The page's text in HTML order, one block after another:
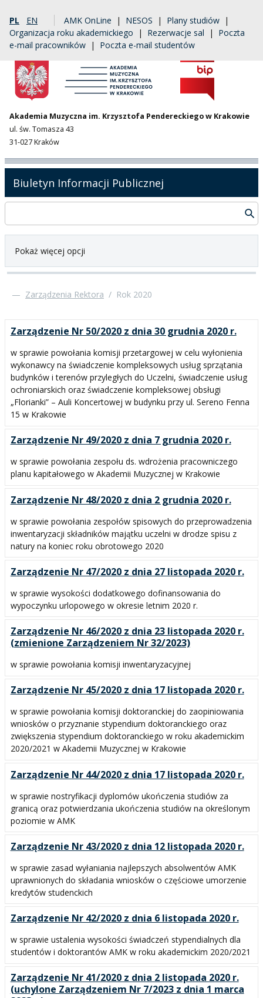
PL EN AMK OnLine | NESOS | Plany studiów |
Organizacja roku akademickiego | Rezerwacje sal | Poczta
e-mail pracowników | Poczta e-mail studentów
Akademia Muzyczna im. Krzysztofa Pendereckiego w Krakowie
ul. św. Tomasza 43
31-027 Kraków
Biuletyn Informacji Publicznej
Pokaż więcej opcji
— Zarządzenia Rektora / Rok 2020
Zarządzenie Nr 50/2020 z dnia 30 grudnia 2020 r.
w sprawie powołania komisji przetargowej w celu wyłonienia
wykonawcy na świadczenie kompleksowych usług sprzątania
budynków i terenów przyległych do Uczelni, świadczenie usług
ochroniarskich oraz świadczenie kompleksowej obsługi
„Florianki” – Auli Koncertowej w budynku przy ul. Sereno Fenna
15 w Krakowie
Zarządzenie Nr 49/2020 z dnia 7 grudnia 2020 r.
w sprawie powołania zespołu ds. wdrożenia pracowniczego
planu kapitałowego w Akademii Muzycznej w Krakowie
Zarządzenie Nr 48/2020 z dnia 2 grudnia 2020 r.
w sprawie powołania zespołów spisowych do przeprowadzenia
inwentaryzacji składników majątku uczelni w drodze spisu z
natury na koniec roku obrotowego 2020
Zarządzenie Nr 47/2020 z dnia 27 listopada 2020 r.
w sprawie wysokości dodatkowego dofinansowania do
wypoczynku urlopowego w okresie letnim 2020 r.
Zarządzenie Nr 46/2020 z dnia 23 listopada 2020 r.
(zmienione Zarządzeniem Nr 32/2023)
w sprawie powołania komisji inwentaryzacyjnej
Zarządzenie Nr 45/2020 z dnia 17 listopada 2020 r.
w sprawie powołania komisji doktoranckiej do zaopiniowania
wniosków o przyznanie stypendium doktoranckiego oraz
zwiększenia stypendium doktoranckiego w roku akademickim
2020/2021 w Akademii Muzycznej w Krakowie
Zarządzenie Nr 44/2020 z dnia 17 listopada 2020 r.
w sprawie nostryfikacji dyplomów ukończenia studiów za
granicą oraz potwierdzania ukończenia studiów na określonym
poziomie w AMK
Zarządzenie Nr 43/2020 z dnia 12 listopada 2020 r.
w sprawie zasad wyłaniania najlepszych absolwentów AMK
uprawnionych do składania wniosków o częściowe umorzenie
kredytów studenckich
Zarządzenie Nr 42/2020 z dnia 6 listopada 2020 r.
w sprawie ustalenia wysokości świadczeń stypendialnych dla
studentów i doktorantów AMK w roku akademickim 2020/2021
Zarządzenie Nr 41/2020 z dnia 2 listopada 2020 r.
(uchylone Zarządzeniem Nr 7/2023 z dnia 1 marca